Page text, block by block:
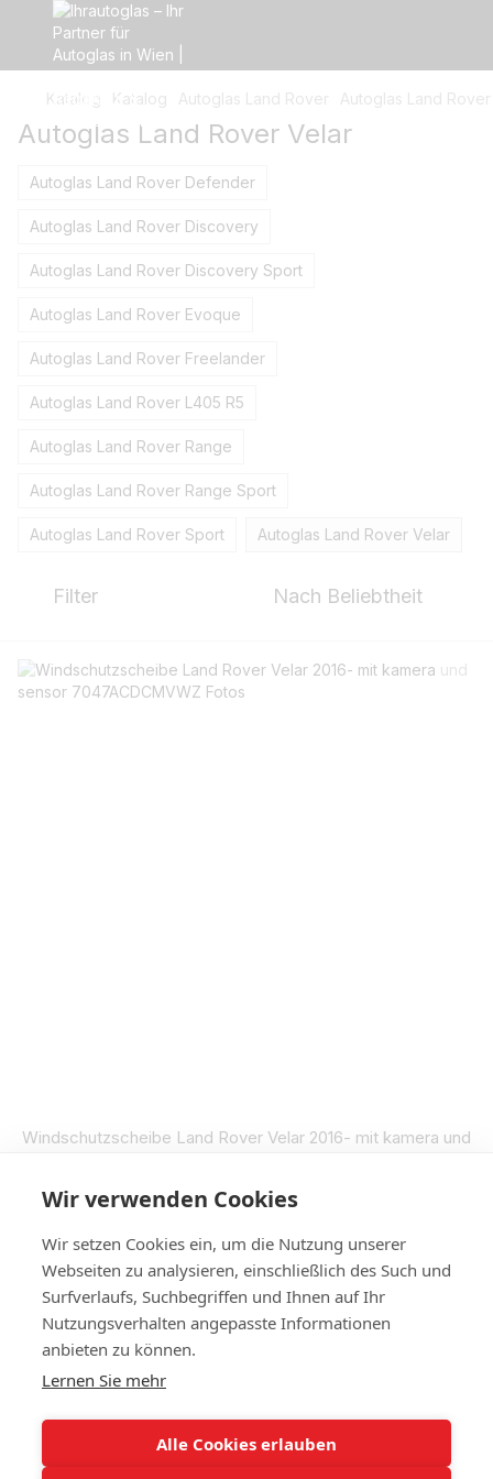
Katalog Katalog Autoglas Land Rover Autoglas Land
Autoglas Land Rover Velar
Autoglas Land Rover Defender
Autoglas Land Rover Discovery
Autoglas Land Rover Discovery Sport
Autoglas Land Rover Evoque
Autoglas Land Rover Freelander
Autoglas Land Rover L405 R5
Autoglas Land Rover Range
Autoglas Land Rover Range Sport
Autoglas Land Rover Sport Autoglas Land Rover Velar
Filter Nach Beliebtheit
Windschutzscheibe Land Rover Velar 2016- mit kamera und
€374
Auf Lager
+4314420014
Wir verwenden Cookies
Wir setzen Cookies ein, um die Nutzung unserer
Webseiten zu analysieren, einschließlich des Such und
Surfverlaufs, Suchbegriffen und Ihnen auf Ihr
Nutzungsverhalten angepasste Informationen
anbieten zu können.
Lernen Sie mehr
Alle Cookies erlauben